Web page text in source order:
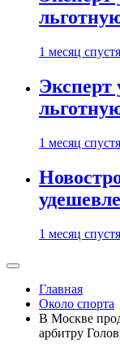
1 месяц спустя
Эксперт
1 месяц спустя
1 месяц спустя
Главная
Около спорта
В Москве
арбитру